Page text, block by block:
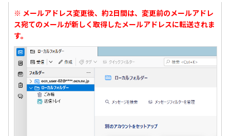
※ メールアドレス変更後、約2日間は、変更前のメールアドレ
ス宛てのメールが新しく取得したメールアドレスに転送されま
す。